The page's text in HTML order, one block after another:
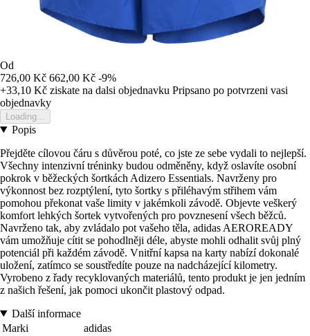
Od
726,00 Kč 662,00 Kč -9%
+33,10 Kč ziskate na dalsi objednavku Pripsano po potvrzeni vasi
objednavky
Loading...
Popis
Přejděte cílovou čáru s důvěrou poté, co jste ze sebe vydali to nejlepší.
Všechny intenzivní tréninky budou odměněny, když oslavíte osobní
pokrok v běžeckých šortkách Adizero Essentials. Navrženy pro
výkonnost bez rozptýlení, tyto šortky s přiléhavým střihem vám
pomohou překonat vaše limity v jakémkoli závodě. Objevte veškerý
komfort lehkých šortek vytvořených pro povznesení všech běžců.
Navrženo tak, aby zvládalo pot vašeho těla, adidas AEROREADY
vám umožňuje cítit se pohodlněji déle, abyste mohli odhalit svůj plný
potenciál při každém závodě. Vnitřní kapsa na karty nabízí dokonalé
uložení, zatímco se soustředíte pouze na nadcházející kilometry.
Vyrobeno z řady recyklovaných materiálů, tento produkt je jen jedním
z našich řešení, jak pomoci ukončit plastový odpad.
Další informace
Marki
adidas